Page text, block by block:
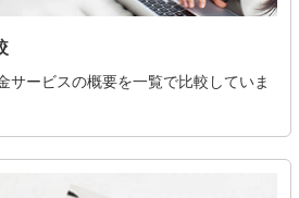
サービスの概要を一覧で比較していま